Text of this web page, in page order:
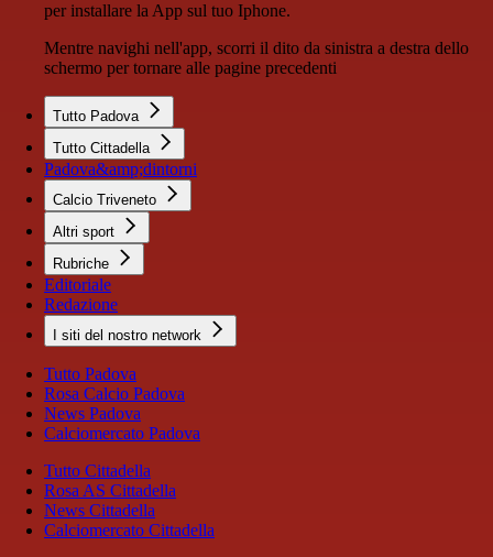
per installare la App sul tuo Iphone.
Mentre navighi nell'app, scorri il dito da sinistra a destra dello
schermo per tornare alle pagine precedenti
Tutto Padova
Tutto Cittadella
Padova&amp;dintorni
Calcio Triveneto
Altri sport
Rubriche
Editoriale
Redazione
I siti del nostro network
Tutto Padova
Rosa Calcio Padova
News Padova
Calciomercato Padova
Tutto Cittadella
Rosa AS Cittadella
News Cittadella
Calciomercato Cittadella